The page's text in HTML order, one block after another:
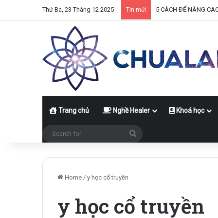
Thứ Ba, 23 Tháng 12 2025 Tin mới 5 CÁCH ĐỂ NÂNG
Trang chủ Nghề Healer Khoá học
Home / y học cổ truyền
y học cổ truyền